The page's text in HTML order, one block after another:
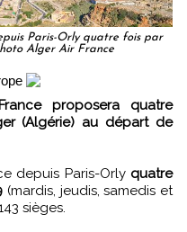
Paris-Orly quatre fois par
Alger Air France
proposera quatre
(Algérie) au départ de
depuis Paris-Orly quatre
(mardis, jeudis, samedis et
sièges.